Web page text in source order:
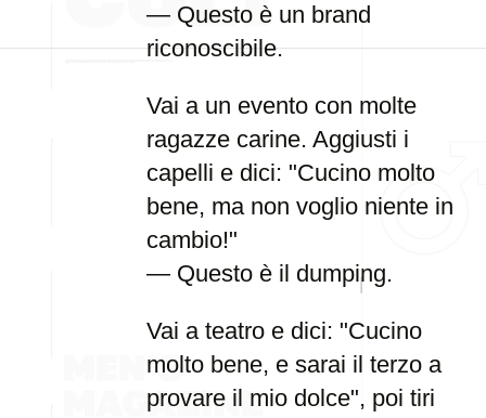
— Questo è un brand
riconoscibile.
Vai a un evento con molte
ragazze carine. Aggiusti i
capelli e dici: "Cucino molto
bene, ma non voglio niente in
cambio!"
— Questo è il dumping.
Vai a teatro e dici: "Cucino
molto bene, e sarai il terzo a
provare il mio dolce", poi tiri